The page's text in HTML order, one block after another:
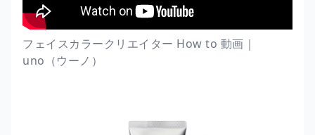
フェイスカラークリエイター How to 動画｜
uno（ウーノ）